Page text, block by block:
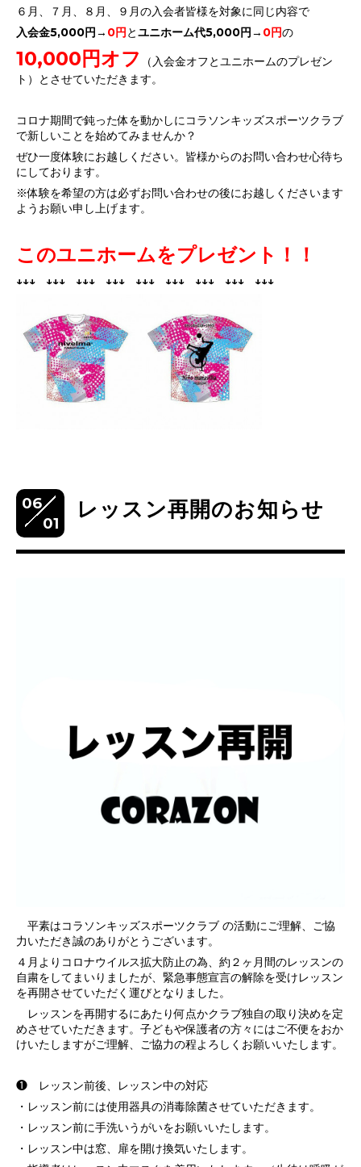
６月、７月、８月、９月の入会者皆様を対象に同じ内容で
入会金5,000円→ 0円とユニホーム代5,000円→ 0円の
10,000円オフ
（入会金オフとユニホームのプレゼン
ト）とさせていただきます。
コロナ期間で鈍った体を動かしにコラソンキッズスポーツクラブ
で新しいことを始めてみませんか？
ぜひ一度体験にお越しください。皆様からのお問い合わせ心待ち
にしております。
※体験を希望の方は必ずお問い合わせの後にお越しくださいます
ようお願い申し上げます。
このユニホームをプレゼント！！
↓↓↓ ↓↓↓ ↓↓↓ ↓↓↓ ↓↓↓ ↓↓↓ ↓↓↓ ↓↓↓ ↓↓↓
06
01
レッスン再開のお知らせ
平素はコラソンキッズスポーツクラブ の活動にご理解、ご協
力いただき誠のありがとうございます。
４月よりコロナウイルス拡大防止の為、約２ヶ月間のレッスンの
自粛をしてまいりましたが、緊急事態宣言の解除を受けレッスン
を再開させていただく運びとなりました。
レッスンを再開するにあたり何点かクラブ独自の取り決めを定
めさせていただきます。子どもや保護者の方々にはご不便をおか
けいたしますがご理解、ご協力の程よろしくお願いいたします。
❶ レッスン前後、レッスン中の対応
・レッスン前には使用器具の消毒除菌させていただきます。
・レッスン前に手洗いうがいをお願いいたします。
・レッスン中は窓、扉を開け換気いたします。